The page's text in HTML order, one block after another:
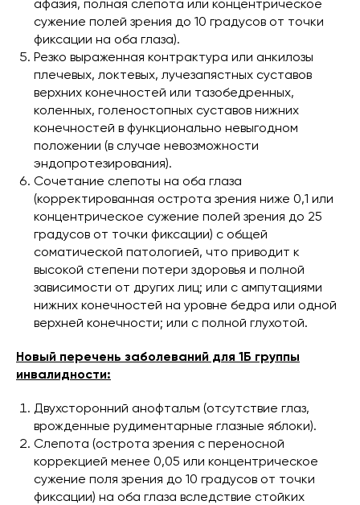
афазия, полная слепота или концентрическое
сужение полей зрения до 10 градусов от точки
фиксации на оба глаза).
Резко выраженная контрактура или анкилозы
плечевых, локтевых, лучезапястных суставов
верхних конечностей или тазобедренных,
коленных, голеностопных суставов нижних
конечностей в функционально невыгодном
положении (в случае невозможности
эндопротезирования).
Сочетание слепоты на оба глаза
(корректированная острота зрения ниже 0,1 или
концентрическое сужение полей зрения до 25
градусов от точки фиксации) с общей
соматической патологией, что приводит к
высокой степени потери здоровья и полной
зависимости от других лиц; или с ампутациями
нижних конечностей на уровне бедра или одной
верхней конечности; или с полной глухотой.
Новый перечень заболеваний для 1Б группы
инвалидности:
Двухсторонний анофтальм (отсутствие глаз,
врожденные рудиментарные глазные яблоки).
Слепота (острота зрения с переносной
коррекцией менее 0,05 или концентрическое
сужение поля зрения до 10 градусов от точки
фиксации) на оба глаза вследствие стойких